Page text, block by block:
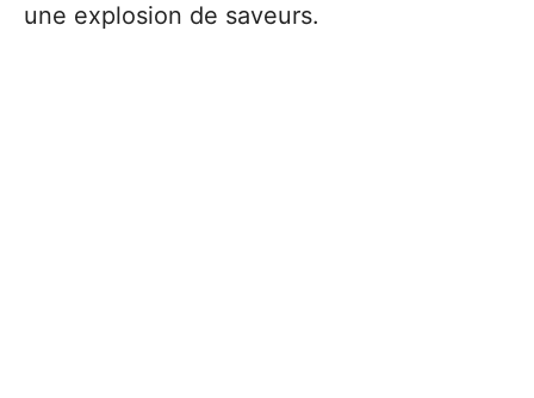
une explosion de saveurs.